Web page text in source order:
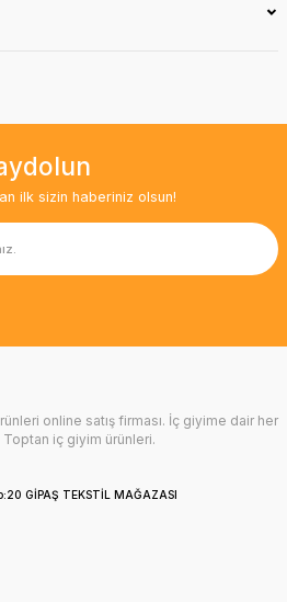
ilk sizin haberiniz olsun!
online satış firması. İç giyime dair her
iç giyim ürünleri.
GİPAŞ TEKSTİL MAĞAZASI